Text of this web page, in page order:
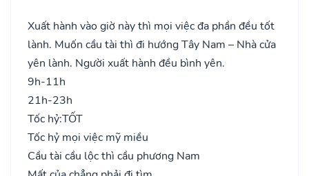
Xuất hành vào giờ này thì mọi việc đa phần đều tốt
lành. Muốn cầu tài thì đi hướng Tây Nam – Nhà cửa
yên lành. Người xuất hành đều bình yên.
9h-11h
21h-23h
Tốc hỷ:TỐT
Tốc hỷ mọi việc mỹ miều
Cầu tài cầu lộc thì cầu phương Nam